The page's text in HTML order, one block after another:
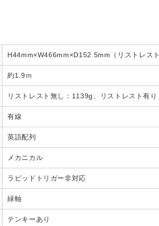
H44mm×W466mm×D152.5mm（リストレス
約1.9ｍ
リストレスト無し：1139g、リストレスト有
有線
英語配列
メカニカル
ラピッドトリガー非対応
緑軸
テンキーあり